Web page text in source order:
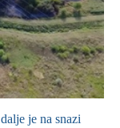
je na snazi